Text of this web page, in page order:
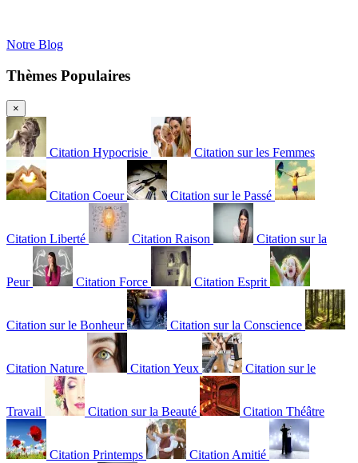
Notre Blog
Thèmes Populaires
×
Citation Hypocrisie Citation sur les Femmes
Citation Coeur Citation sur le Passé
Citation Liberté Citation Raison Citation sur la
Peur Citation Force Citation Esprit
Citation sur le Bonheur Citation sur la Conscience
Citation Nature Citation Yeux Citation sur le
Travail Citation sur la Beauté Citation Théâtre
Citation Printemps Citation Amitié